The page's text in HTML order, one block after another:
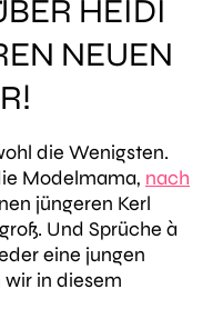
HEIDI
NEUEN
die Wenigsten.
Modelmama, nach
jüngeren Kerl
Und Sprüche à
eine jungen
wir in diesem